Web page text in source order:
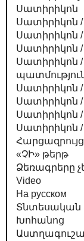
Սատիրիկոն
Սատիրիկոն /
Սատիրիկոն /
Սատիրիկոն /
Սատիրիկոն /
Սատիրիկոն
Սատիրիկոն /
Սատիրիկոն
Սատիրիկոն
Հարցազրույց
«ՉԻ» թերթ
Ձեռագրերը
Video
На русском
Տնտեսական
Խոհանոց